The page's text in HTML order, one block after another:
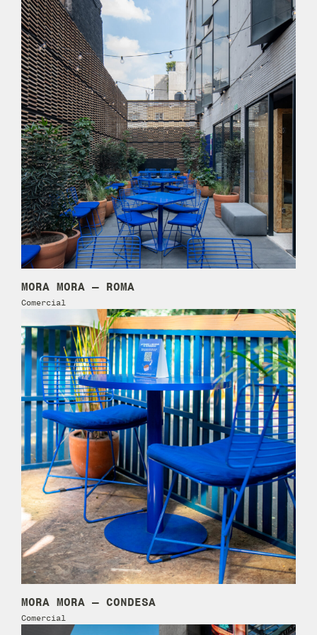
MORA MORA – ROMA
Comercial
MORA MORA – CONDESA
Comercial